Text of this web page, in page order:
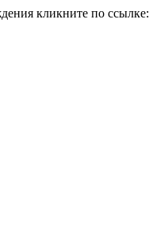
кликните по ссылке: